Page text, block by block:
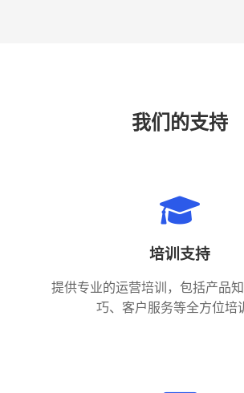
我们的支持
培训支持
提供专业的运营培训，包括产品
巧、客户服务等全方位培